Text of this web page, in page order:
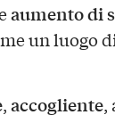
aumento di
un luogo
,accogliente,